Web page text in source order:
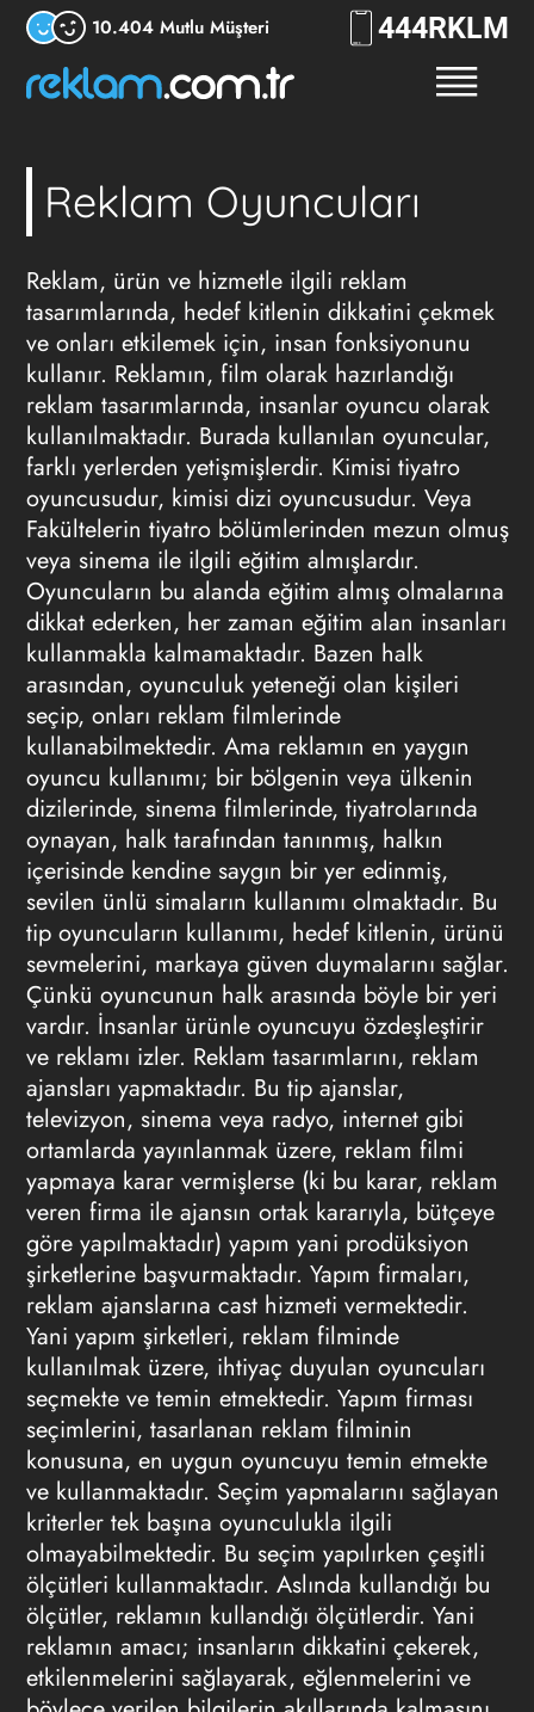
10.404 Mutlu Müşteri 444RKLM
Reklam Oyuncuları
Reklam, ürün ve hizmetle ilgili reklam
tasarımlarında, hedef kitlenin dikkatini çekmek
ve onları etkilemek için, insan fonksiyonunu
kullanır. Reklamın, film olarak hazırlandığı
reklam tasarımlarında, insanlar oyuncu olarak
kullanılmaktadır. Burada kullanılan oyuncular,
farklı yerlerden yetişmişlerdir. Kimisi tiyatro
oyuncusudur, kimisi dizi oyuncusudur. Veya
Fakültelerin tiyatro bölümlerinden mezun olmuş
veya sinema ile ilgili eğitim almışlardır.
Oyuncuların bu alanda eğitim almış olmalarına
dikkat ederken, her zaman eğitim alan insanları
kullanmakla kalmamaktadır. Bazen halk
arasından, oyunculuk yeteneği olan kişileri
seçip, onları reklam filmlerinde
kullanabilmektedir. Ama reklamın en yaygın
oyuncu kullanımı; bir bölgenin veya ülkenin
dizilerinde, sinema filmlerinde, tiyatrolarında
oynayan, halk tarafından tanınmış, halkın
içerisinde kendine saygın bir yer edinmiş,
sevilen ünlü simaların kullanımı olmaktadır. Bu
tip oyuncuların kullanımı, hedef kitlenin, ürünü
sevmelerini, markaya güven duymalarını sağlar.
Çünkü oyuncunun halk arasında böyle bir yeri
vardır. İnsanlar ürünle oyuncuyu özdeşleştirir
ve reklamı izler. Reklam tasarımlarını, reklam
ajansları yapmaktadır. Bu tip ajanslar,
televizyon, sinema veya radyo, internet gibi
ortamlarda yayınlanmak üzere, reklam filmi
yapmaya karar vermişlerse (ki bu karar, reklam
veren firma ile ajansın ortak kararıyla, bütçeye
göre yapılmaktadır) yapım yani prodüksiyon
şirketlerine başvurmaktadır. Yapım firmaları,
reklam ajanslarına cast hizmeti vermektedir.
Yani yapım şirketleri, reklam filminde
kullanılmak üzere, ihtiyaç duyulan oyuncuları
seçmekte ve temin etmektedir. Yapım firması
seçimlerini, tasarlanan reklam filminin
konusuna, en uygun oyuncuyu temin etmekte
ve kullanmaktadır. Seçim yapmalarını sağlayan
kriterler tek başına oyunculukla ilgili
olmayabilmektedir. Bu seçim yapılırken çeşitli
ölçütleri kullanmaktadır. Aslında kullandığı bu
ölçütler, reklamın kullandığı ölçütlerdir. Yani
reklamın amacı; insanların dikkatini çekerek,
etkilenmelerini sağlayarak, eğlenmelerini ve